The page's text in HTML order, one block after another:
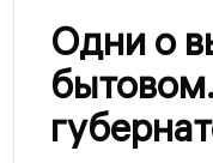
Одни о